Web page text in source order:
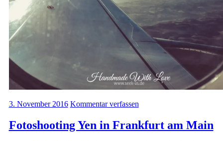
3. November 2016 Kommentar verfassen
Fotoshooting Yen in Frankfurt am Main